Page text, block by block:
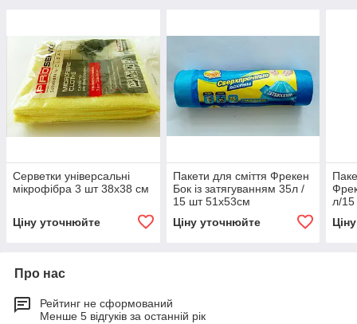
Серветки універсальні
мікрофібра 3 шт 38х38 см
Ціну уточнюйте
Пакети для сміття Фрекен
Бок із затягуванням 35л /
15 шт 51х53см
Ціну уточнюйте
л/
Про нас
Рейтинг не сформований
Менше 5 відгуків за останній рік